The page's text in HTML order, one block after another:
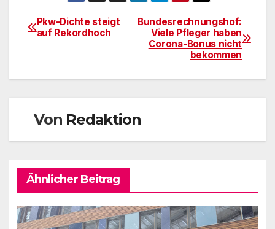
Beitragsnavigation
Bundesrechnungshof:
Viele Pfleger haben
Corona-Bonus nicht
bekommen
Pkw-Dichte steigt
auf Rekordhoch
Von Redaktion
Ähnlicher Beitrag